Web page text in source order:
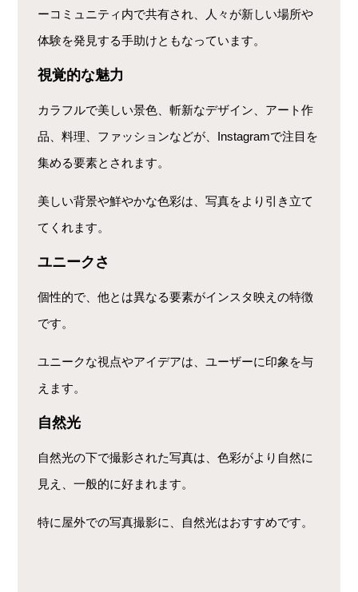
ーコミュニティ内で共有され、人々が新しい場所や
体験を発見する手助けともなっています。
視覚的な魅力
カラフルで美しい景色、斬新なデザイン、アート作
品、料理、ファッションなどが、Instagramで注目を
集める要素とされます。
美しい背景や鮮やかな色彩は、写真をより引き立て
てくれます。
ユニークさ
個性的で、他とは異なる要素がインスタ映えの特徴
です。
ユニークな視点やアイデアは、ユーザーに印象を与
えます。
自然光
自然光の下で撮影された写真は、色彩がより自然に
見え、一般的に好まれます。
特に屋外での写真撮影に、自然光はおすすめです。